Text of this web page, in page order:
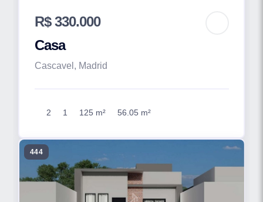
R$ 330.000
Casa
Cascavel, Madrid
2 1 125 m² 56.05 m²
444